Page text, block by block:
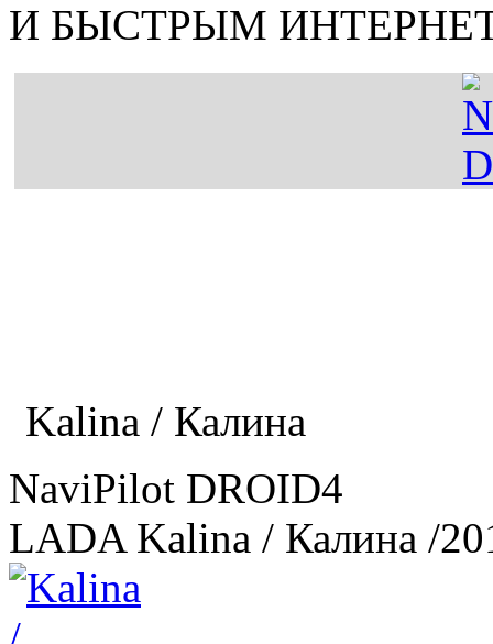
И БЫСТРЫМ
Kalina / Калина
NaviPilot DROID4
LADA Kalina / Калина /